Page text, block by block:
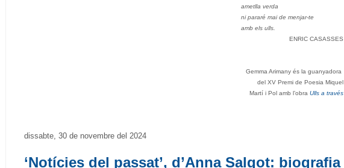
ametlla verda
ni pararé mai de menjar-te
amb els ulls.
ENRIC CASASSES
Gemma Arimany és la guanyadora
del XV Premi de Poesia Miquel
Martí i Pol amb l’obra Ulls a través
dissabte, 30 de novembre del 2024
‘Notícies del passat’, d’Anna Salgot: biografia